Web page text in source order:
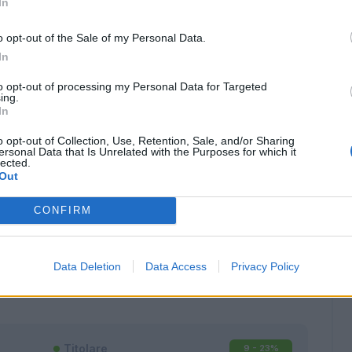
opt-out of the Sale of my Personal Data.
opt-out of processing my Personal Data for Targeted
opt-out of Collection, Use, Retention, Sale, and/or Sharing
Data that Is Unrelated with the Purposes for which it
CONFIRM
Data Deletion Data Access Privacy Policy
Titolare 9 - 23%